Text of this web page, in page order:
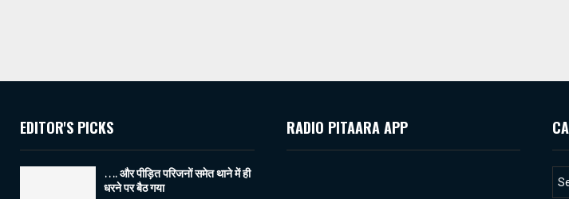
EDITOR'S PICKS
…. और पीड़ित परिजनों समेत थाने में ही
धरने पर बैठ गया
RADIO PITAARA APP